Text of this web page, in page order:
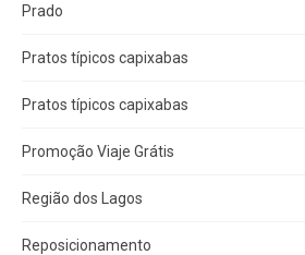
Prado
Pratos típicos capixabas
Pratos típicos capixabas
Promoção Viaje Grátis
Região dos Lagos
Reposicionamento